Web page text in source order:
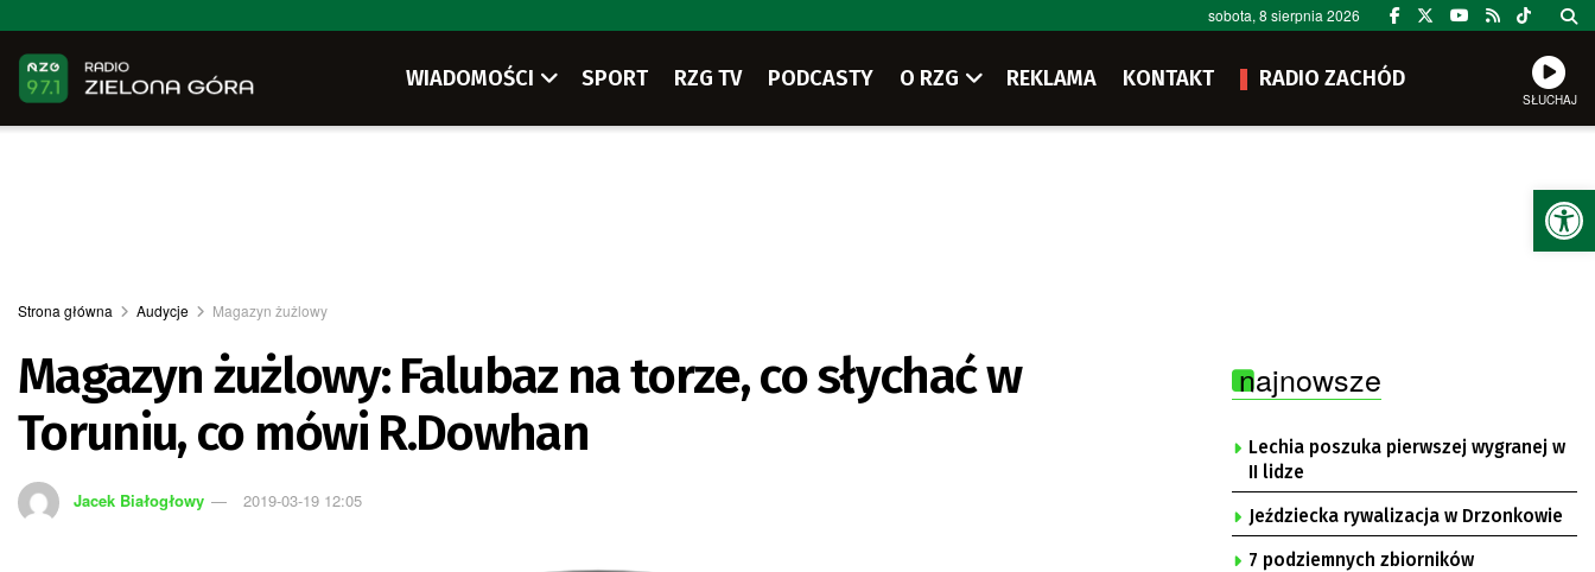
sobota, 8 sierpnia 2026
WIADOMOŚCI SPORT RZG TV PODCASTY O RZG REKLAMA KONTAKT RADIO ZACHÓD
SŁUCHAJ
Strona główna Audycje Magazyn żużlowy
Magazyn żużlowy: Falubaz na torze, co słychać w
Toruniu, co mówi R.Dowhan
Jacek Białogłowy 2019-03-19 12:05
najnowsze
Lechia poszuka pierwszej wygranej w
II lidze
Jeździecka rywalizacja w Drzonkowie
7 podziemnych zbiorników